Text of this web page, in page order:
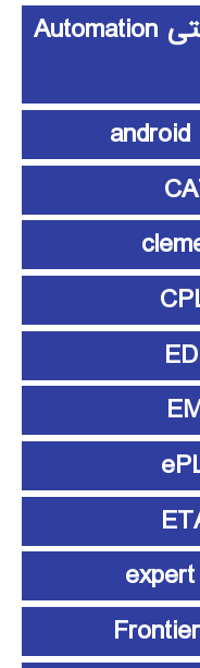
آموزش اتوماسیون صنعتی Automation